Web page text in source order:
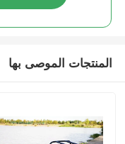
المنتجات الموصى بها